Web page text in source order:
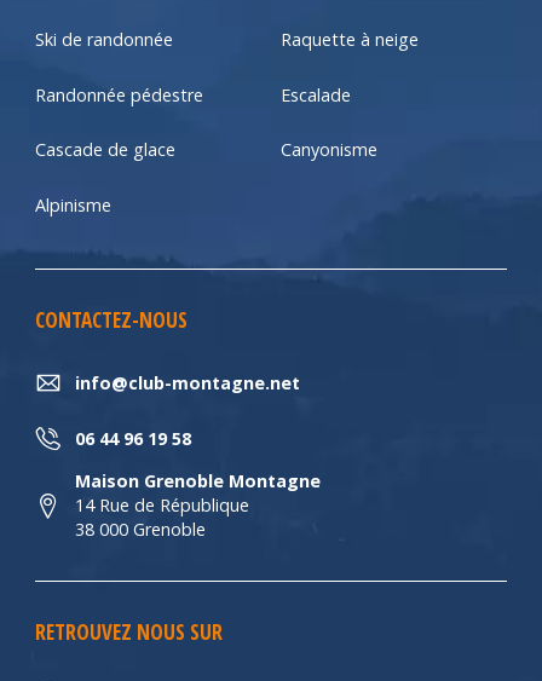
Ski de randonnée Raquette à neige
Randonnée pédestre Escalade
Cascade de glace Canyonisme
Alpinisme
CONTACTEZ-NOUS
info@club-montagne.net
06 44 96 19 58
Maison Grenoble Montagne
14 Rue de République
38 000 Grenoble
RETROUVEZ NOUS SUR